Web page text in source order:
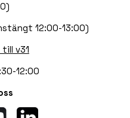
12:00-13:00)
till v31
12:00